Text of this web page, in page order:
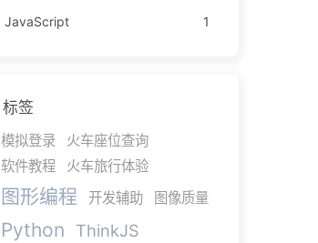
JavaScript
1
标签
模拟登录
火车座位查询
软件教程
火车旅行体验
图形编程 开发辅助 图像质量
Python ThinkJS